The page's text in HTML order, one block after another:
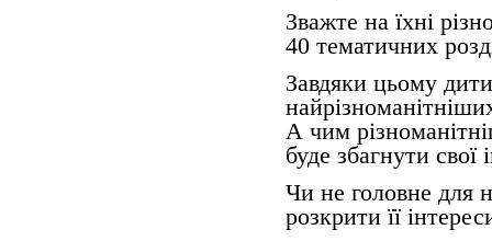
Зважте на їхні
40 тематичних
Завдяки цьому
А чим
буде збагнути свої
Чи не головне для
розкрити її